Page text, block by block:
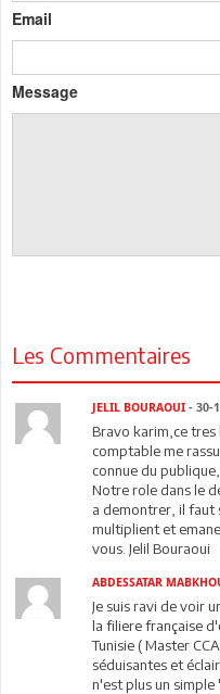
Email
Message
Les Commentaires
JELIL BOURAOUI - 30-
Bravo karim,ce
comptable me
connue du
Notre role dans le
a demontrer, il faut
multiplient et
vous. Jelil Bouraoui
ABDESSATAR
Je suis ravi de voir
la filiere française
Tunisie ( Master
séduisantes et
n'est plus un